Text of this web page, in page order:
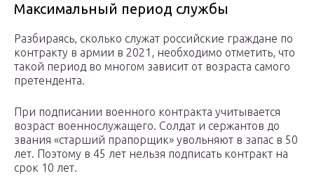
Максимальный период службы
Разбираясь, сколько служат российские граждане по
контракту в армии в 2021, необходимо отметить, что
такой период во многом зависит от возраста самого
претендента.
При подписании военного контракта учитывается
возраст военнослужащего. Солдат и сержантов до
звания «старший прапорщик» увольняют в запас в 50
лет. Поэтому в 45 лет нельзя подписать контракт на
срок 10 лет.